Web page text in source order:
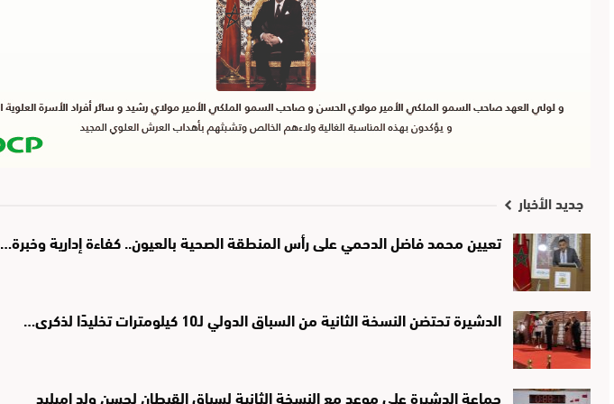
جديد الأخبار
تعيين محمد فاضل الدحمي على رأس المنطقة الصحية بالعيون.. كفاءة إدارية وخبرة…
الدشيرة تحتضن النسخة الثانية من السباق الدولي لـ10 كيلومترات تخليدًا لذكرى…
جماعة الدشيرة على موعد مع النسخة الثانية لسباق القبطان لحسن ولد اميليد